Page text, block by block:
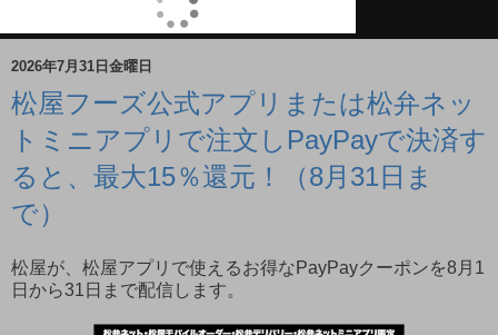
2026年7月31日金曜日
松屋フーズ公式アプリまたは松弁ネッ
トミニアプリで注文しPayPayで決済す
ると、最大15％還元！（8月31日ま
で）
松屋が、松屋アプリで使えるお得なPayPayクーポンを8月1
日から31日まで配信します。